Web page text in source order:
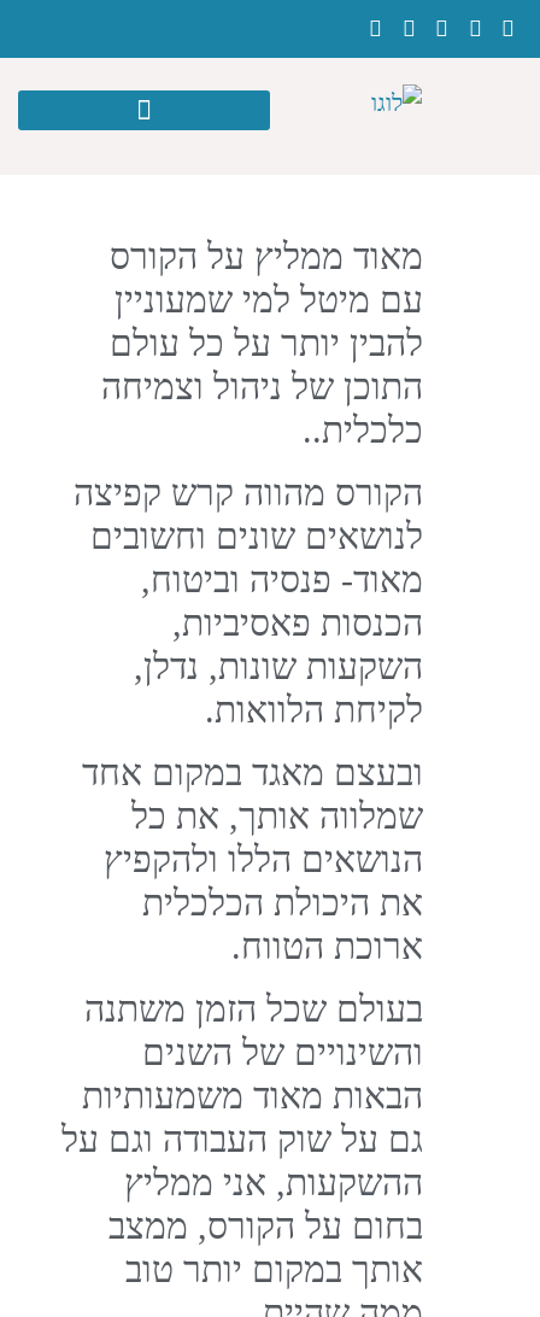
מאוד ממליץ על הקורס
עם מיטל למי שמעוניין
להבין יותר על כל עולם
התוכן של ניהול וצמיחה
כלכלית..
הקורס מהווה קרש קפיצה
לנושאים שונים וחשובים
מאוד- פנסיה וביטוח,
הכנסות פאסיביות,
השקעות שונות, נדלן,
לקיחת הלוואות.
ובעצם מאגד במקום אחד
שמלווה אותך, את כל
הנושאים הללו ולהקפיץ
את היכולת הכלכלית
ארוכת הטווח.
בעולם שכל הזמן משתנה
והשינויים של השנים
הבאות מאוד משמעותיות
גם על שוק העבודה וגם על
ההשקעות, אני ממליץ
בחום על הקורס, ממצב
אותך במקום יותר טוב